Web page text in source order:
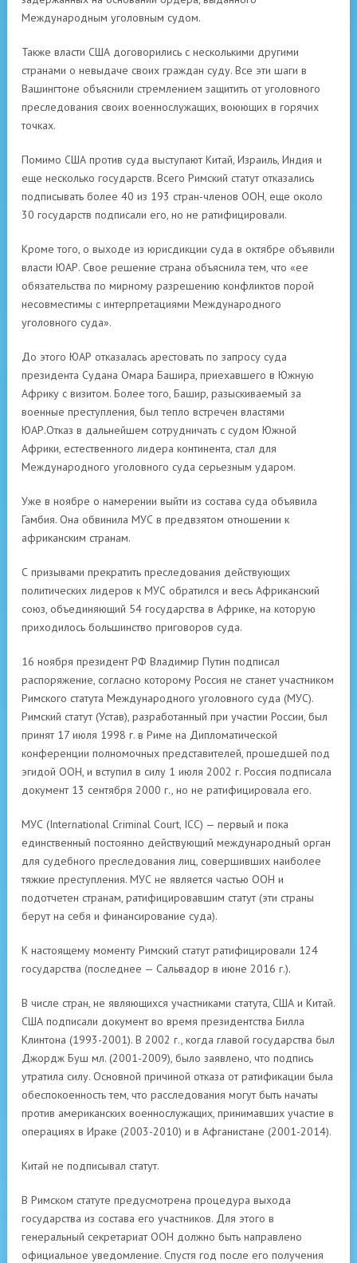
Международным уголовным судом.
Также власти США договорились с несколькими другими
странами о невыдаче своих граждан суду. Все эти шаги в
Вашингтоне объяснили стремлением защитить от уголовного
преследования своих военнослужащих, воюющих в горячих
точках.
Помимо США против суда выступают Китай, Израиль, Индия и
еще несколько государств. Всего Римский статут отказались
подписывать более 40 из 193 стран-членов ООН, еще около
30 государств подписали его, но не ратифицировали.
Кроме того, о выходе из юрисдикции суда в октябре объявили
власти ЮАР. Свое решение страна объяснила тем, что «ее
обязательства по мирному разрешению конфликтов порой
несовместимы с интерпретациями Международного
уголовного суда».
До этого ЮАР отказалась арестовать по запросу суда
президента Судана Омара Башира, приехавшего в Южную
Африку с визитом. Более того, Башир, разыскиваемый за
военные преступления, был тепло встречен властями
ЮАР.Отказ в дальнейшем сотрудничать с судом Южной
Африки, естественного лидера континента, стал для
Международного уголовного суда серьезным ударом.
Уже в ноябре о намерении выйти из состава суда объявила
Гамбия. Она обвинила МУС в предвзятом отношении к
африканским странам.
С призывами прекратить преследования действующих
политических лидеров к МУС обратился и весь Африканский
союз, объединяющий 54 государства в Африке, на которую
приходилось большинство приговоров суда.
16 ноября президент РФ Владимир Путин подписал
распоряжение, согласно которому Россия не станет участником
Римского статута Международного уголовного суда (МУС).
Римский статут (Устав), разработанный при участии России, был
принят 17 июля 1998 г. в Риме на Дипломатической
конференции полномочных представителей, прошедшей под
эгидой ООН, и вступил в силу 1 июля 2002 г. Россия подписала
документ 13 сентября 2000 г., но не ратифицировала его.
МУС (International Criminal Court, ICC) — первый и пока
единственный постоянно действующий международный орган
для судебного преследования лиц, совершивших наиболее
тяжкие преступления. МУС не является частью ООН и
подотчетен странам, ратифицировавшим статут (эти страны
берут на себя и финансирование суда).
К настоящему моменту Римский статут ратифицировали 124
государства (последнее — Сальвадор в июне 2016 г.).
В числе стран, не являющихся участниками статута, США и Китай.
США подписали документ во время президентства Билла
Клинтона (1993-2001). В 2002 г., когда главой государства был
Джордж Буш мл. (2001-2009), было заявлено, что подпись
утратила силу. Основной причиной отказа от ратификации была
обеспокоенность тем, что расследования могут быть начаты
против американских военнослужащих, принимавших участие в
операциях в Ираке (2003-2010) и в Афганистане (2001-2014).
Китай не подписывал статут.
В Римском статуте предусмотрена процедура выхода
государства из состава его участников. Для этого в
генеральный секретариат ООН должно быть направлено
официальное уведомление. Спустя год после его получения